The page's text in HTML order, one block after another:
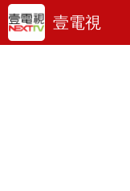
壹電視